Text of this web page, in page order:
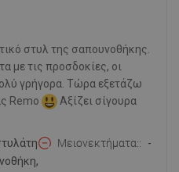
στυλ της σαπουνοθήκης.
με τις προσδοκίες, οι
γρήγορα. Τώρα εξετάζω
Remo
Αξίζει σίγουρα
Μειονεκτήματα: -